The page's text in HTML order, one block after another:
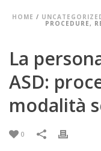
HOME /
PROCEDURE,
La
ASD:
modalità
0